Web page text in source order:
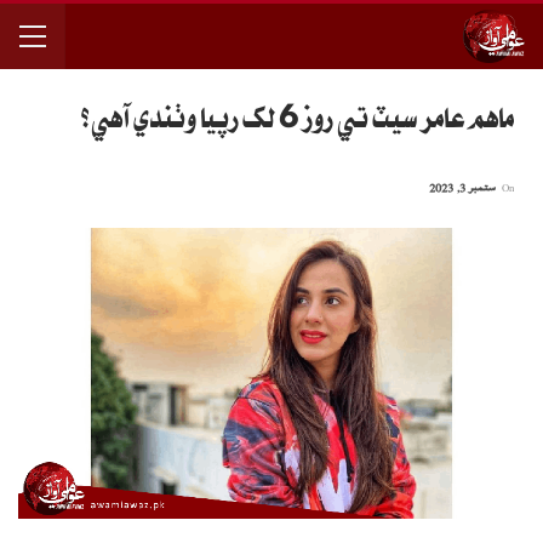
ماهم عامر سيٽ تي روز 6 لک رپيا وٺندي آهي؟